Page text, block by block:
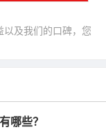
以及我们的口碑，您
哪些？